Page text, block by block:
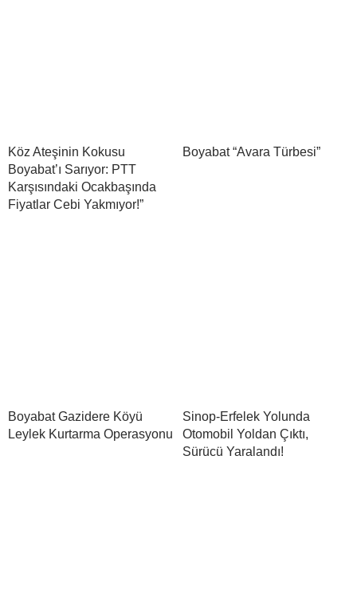
Köz Ateşinin Kokusu
Boyabat’ı Sarıyor: PTT
Karşısındaki Ocakbaşında
Fiyatlar Cebi Yakmıyor!”
Boyabat “Avara Türbesi”
Boyabat Gazidere Köyü
Leylek Kurtarma Operasyonu
Sinop-Erfelek Yolunda
Otomobil Yoldan Çıktı,
Sürücü Yaralandı!